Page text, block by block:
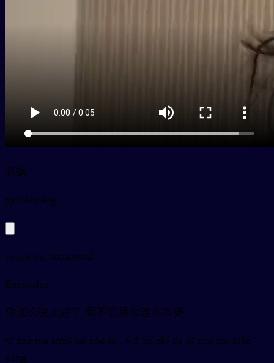
表扬
pybiǎoyáng
to praise, commend
Exemples
你这么说太好了,我不值得你这么表扬
nǐ zhè me shuō tài hǎo le , wǒ bù zhí de nǐ zhè me biǎo
yáng